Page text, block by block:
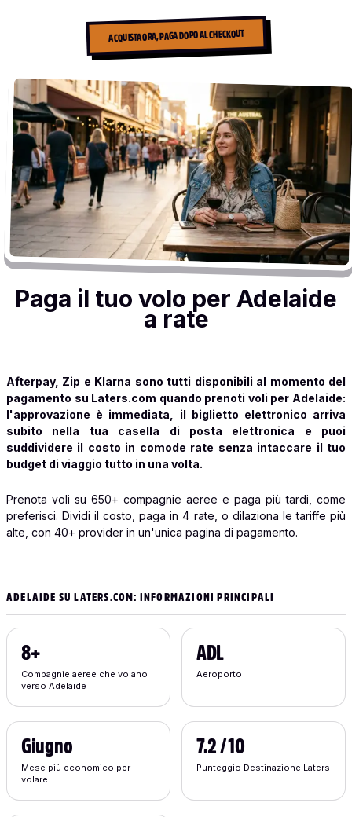
ACQUISTA ORA, PAGA DOPO AL CHECKOUT
Paga il tuo volo per Adelaide
a rate
Afterpay, Zip e Klarna sono tutti disponibili al momento del
pagamento su Laters.com quando prenoti voli per Adelaide:
l'approvazione è immediata, il biglietto elettronico arriva
subito nella tua casella di posta elettronica e puoi
suddividere il costo in comode rate senza intaccare il tuo
budget di viaggio tutto in una volta.
Prenota voli su 650+ compagnie aeree e paga più tardi, come
preferisci. Dividi il costo, paga in 4 rate, o dilaziona le tariffe più
alte, con 40+ provider in un'unica pagina di pagamento.
ADELAIDE SU LATERS.COM: INFORMAZIONI PRINCIPALI
Compagnie aeree che volano
verso Adelaide
8+
Aeroporto
ADL
Mese più economico per
volare
Giugno
Punteggio Destinazione Laters
7.2 / 10